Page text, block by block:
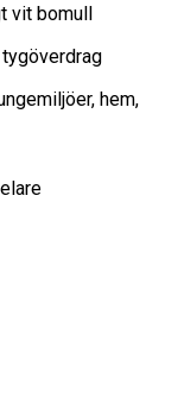
vit bomull
hem,